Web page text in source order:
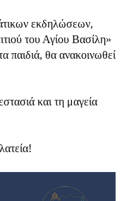
εκδηλώσεων,
του Αγίου Βασίλη»
παιδιά, θα ανακοινωθεί
και τη μαγεία